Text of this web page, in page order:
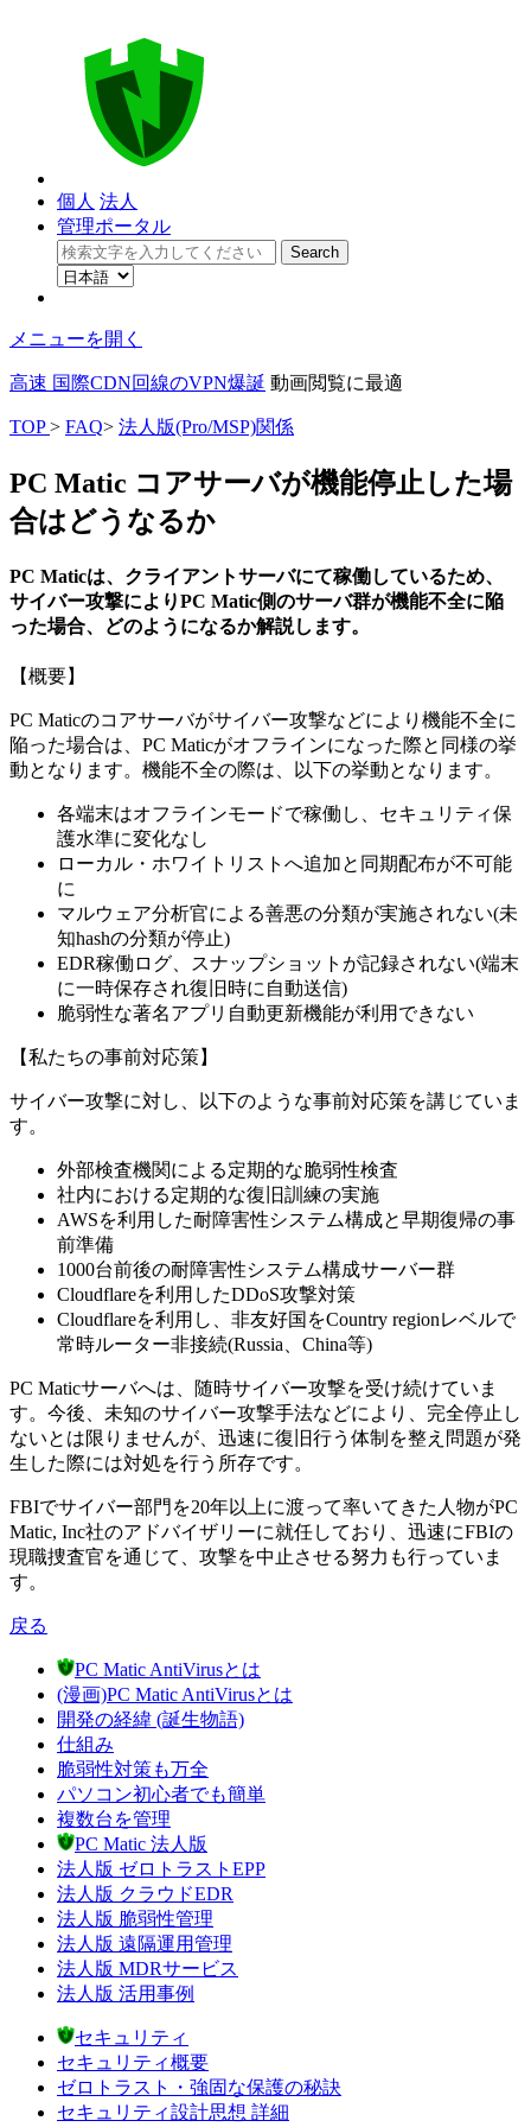
個人 法人
管理ポータル
メニューを開く
高速 国際CDN回線のVPN爆誕 動画閲覧に最適
TOP> FAQ> 法人版(Pro/MSP)関係
PC Matic コアサーバが機能停止した場
合はどうなるか
PC Maticは、クライアントサーバにて稼働しているため、
サイバー攻撃によりPC Matic側のサーバ群が機能不全に陥
った場合、どのようになるか解説します。
【概要】
PC Maticのコアサーバがサイバー攻撃などにより機能不全に
陥った場合は、PC Maticがオフラインになった際と同様の挙
動となります。機能不全の際は、以下の挙動となります。
各端末はオフラインモードで稼働し、セキュリティ保
護水準に変化なし
ローカル・ホワイトリストへ追加と同期配布が不可能
に
マルウェア分析官による善悪の分類が実施されない(未
知hashの分類が停止)
EDR稼働ログ、スナップショットが記録されない(端末
に一時保存され復旧時に自動送信)
脆弱性な著名アプリ自動更新機能が利用できない
【私たちの事前対応策】
サイバー攻撃に対し、以下のような事前対応策を講じていま
す。
外部検査機関による定期的な脆弱性検査
社内における定期的な復旧訓練の実施
AWSを利用した耐障害性システム構成と早期復帰の事
前準備
1000台前後の耐障害性システム構成サーバー群
Cloudflareを利用したDDoS攻撃対策
Cloudflareを利用し、非友好国をCountry regionレベルで
常時ルーター非接続(Russia、China等)
PC Maticサーバへは、随時サイバー攻撃を受け続けていま
す。今後、未知のサイバー攻撃手法などにより、完全停止し
ないとは限りませんが、迅速に復旧行う体制を整え問題が発
生した際には対処を行う所存です。
FBIでサイバー部門を20年以上に渡って率いてきた人物がPC
Matic, Inc社のアドバイザリーに就任しており、迅速にFBIの
現職捜査官を通じて、攻撃を中止させる努力も行っていま
す。
戻る
PC Matic AntiVirusとは
(漫画)PC Matic AntiVirusとは
開発の経緯 (誕生物語)
仕組み
脆弱性対策も万全
パソコン初心者でも簡単
複数台を管理
PC Matic 法人版
法人版 ゼロトラストEPP
法人版 クラウドEDR
法人版 脆弱性管理
法人版 遠隔運用管理
法人版 MDRサービス
法人版 活用事例
セキュリティ
セキュリティ概要
ゼロトラスト・強固な保護の秘訣
セキュリティ設計思想 詳細